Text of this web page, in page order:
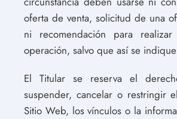
oferta de venta, solicitud de una
ni recomendación para
operación, salvo que así se
El Titular se reserva el
suspender, cancelar o restringir
Sitio Web, los vínculos o la